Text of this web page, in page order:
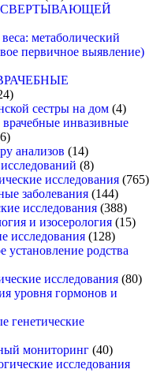
СВЕРТЫВАЮЩЕЙ
метаболический
первичное выявление)
сестры на дом (4)
инвазивные
анализов (14)
(8)
исследования (765)
заболевания (144)
исследования (388)
и изосерология (15)
исследования (128)
установление родства
исследования (80)
уровня гормонов и
генетические
мониторинг (40)
исследования